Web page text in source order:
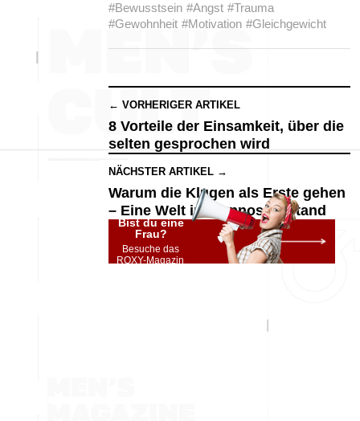
#Bewusstsein #Angst #Trauma
#Gewohnheit #Motivation #Gleichgewicht
← VORHERIGER ARTIKEL
8 Vorteile der Einsamkeit, über die
selten gesprochen wird
NÄCHSTER ARTIKEL →
Warum die Klugen als Erste gehen
– Eine Welt im Hypnosezustand
Bist du eine
Frau?
Besuche das
ROXY-Magazin